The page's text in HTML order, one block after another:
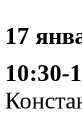
17
10:30-